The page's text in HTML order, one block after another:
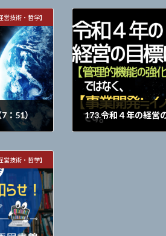
す！
営技術・哲学】
：51） 173.令和４年の経営
2022年1月7日
営技術・哲学】